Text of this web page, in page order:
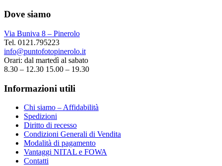
Dove siamo
Via Buniva 8 – Pinerolo
Tel. 0121.795223
info@puntofotopinerolo.it
Orari: dal martedì al sabato
8.30 – 12.30 15.00 – 19.30
Informazioni utili
Chi siamo – Affidabilità
Spedizioni
Diritto di recesso
Condizioni Generali di Vendita
Modalità di pagamento
Vantaggi NITAL e FOWA
Contatti